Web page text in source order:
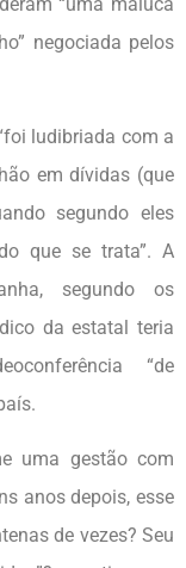
“uma maluca
negociada pelos
ludibriada com a
em dívidas (que
segundo eles
que se trata”. A
segundo os
da estatal teria
“de
uma gestão com
anos depois, esse
de vezes? Seu